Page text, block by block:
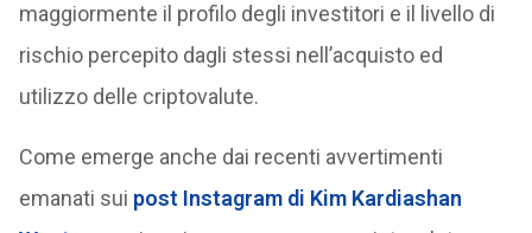
maggiormente il profilo degli investitori e il livello di
rischio percepito dagli stessi nell’acquisto ed
utilizzo delle criptovalute.
Come emerge anche dai recenti avvertimenti
emanati sui post Instagram di Kim Kardiashan